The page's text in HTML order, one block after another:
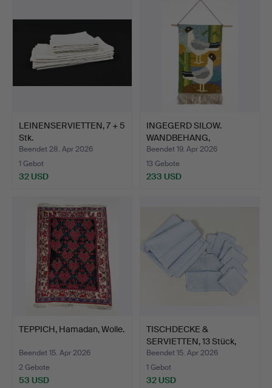
LEINENSERVIETTEN, 7 + 5
Stk.
Beendet 28. Apr 2026
1 Gebot
32 USD
INGEGERD SILOW.
WANDBEHANG,
"Skrattmås", A…
Beendet 19. Apr 2026
13 Gebote
233 USD
TEPPICH, Hamadan, Wolle.
Beendet 15. Apr 2026
2 Gebote
53 USD
TISCHDECKE &
SERVIETTEN, 13 Stück,
Leinen.
Beendet 15. Apr 2026
1 Gebot
32 USD